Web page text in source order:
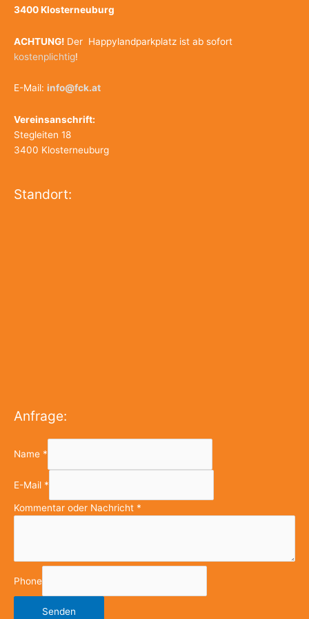
3400 Klosterneuburg
ACHTUNG! Der Happylandparkplatz ist ab sofort
kostenplichtig!
E-Mail: info@fck.at
Vereinsanschrift:
Stegleiten 18
3400 Klosterneuburg
Standort:
Anfrage:
Name *
E-Mail *
Kommentar oder Nachricht *
Phone
Senden